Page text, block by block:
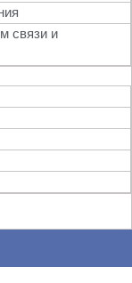
связи и